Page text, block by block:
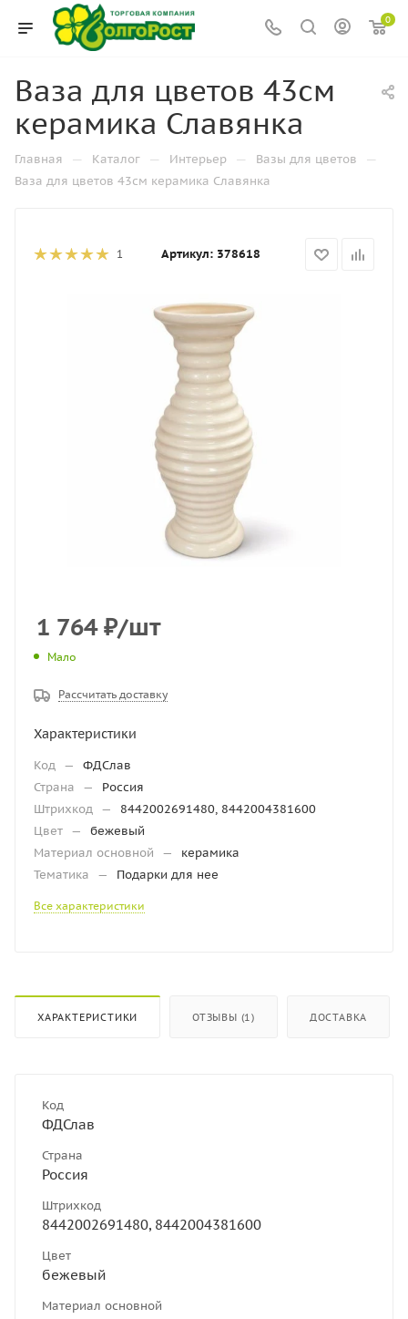
0
Ваза для цветов 43см
керамика Славянка
Главная — Каталог — Интерьер — Вазы для цветов —
Ваза для цветов 43см керамика Славянка
1 Артикул: 378618
1 764₽/шт
Мало
Рассчитать доставку
Характеристики
Код —
ФДСлав
Страна
—
Россия
Штрихкод —
8442002691480, 8442004381600
Цвет —
бежевый
Материал основной
—
керамика
Тематика
— Подарки для нее
Все характеристики
ХАРАКТЕРИСТИКИ ОТЗЫВЫ (1) ДОСТАВКА
Код
ФДСлав
Страна
Россия
Штрихкод
8442002691480, 8442004381600
Цвет
бежевый
Материал основной